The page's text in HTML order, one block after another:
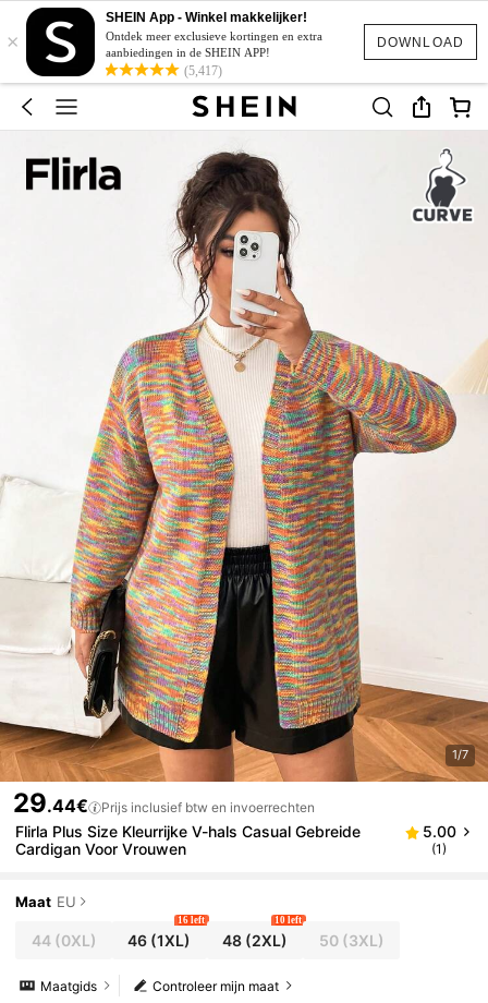
DOWNLOAD
×
SHEIN App - Winkel makkelijker!
Ontdek meer exclusieve kortingen en extra
aanbiedingen in de SHEIN APP!
(5,417)
1/7
29.44€ Prijs inclusief btw en invoerrechten
Flirla Plus Size Kleurrijke V-hals Casual Gebreide
Cardigan Voor Vrouwen
5.00
(1)
Maat EU
44(0XL) 46 (1XL)
16 left
48(2XL)
10 left
50(3XL)
Controleer mijn maat
Maatgids